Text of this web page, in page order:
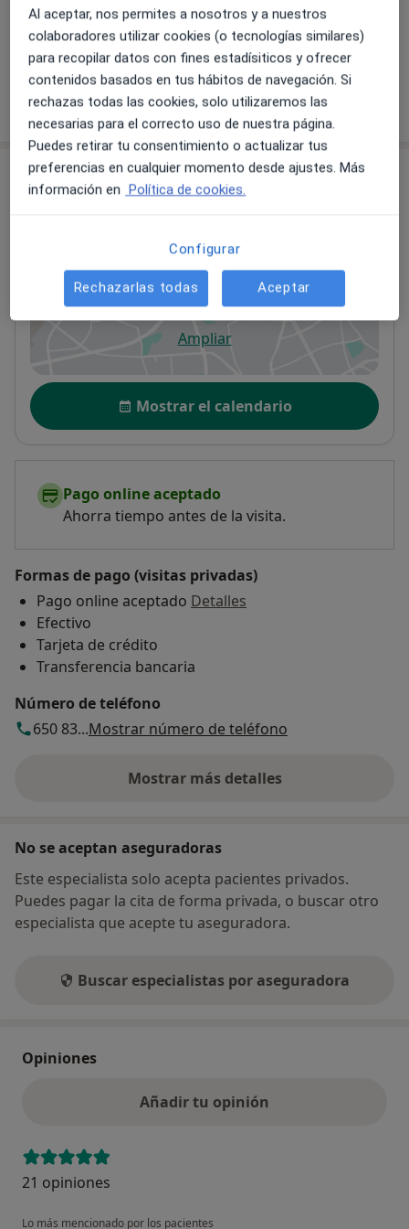
+ 9 servicios
¿Cómo funcionan los precios?
Consulta
Nueva Andalucía
Andalucia29660
Ampliarse abre en una nueva
Disponibilidad
Mostrar el calendario
Pago online aceptado
Ahorra tiempo antes de la visita.
Formas de pago (visitas privadas)
Pago online aceptado Detalles
Efectivo
Tarjeta de crédito
Transferencia bancaria
Número de teléfono
650 83...Mostrar número de teléfono
Mostrar más detalles
sobre la dirección
No se aceptan aseguradoras
Este especialista solo acepta pacientes privados.
Puedes pagar la cita de forma privada, o buscar otro
especialista que acepte tu aseguradora.
Buscar especialistas por aseguradora
Opiniones
Añadir tu opinión
21 opiniones
Lo más mencionado por los pacientes
Al aceptar, nos permites a nosotros y a nuestros
colaboradores utilizar cookies (o tecnologías similares)
para recopilar datos con fines estadísiticos y ofrecer
contenidos basados en tus hábitos de navegación. Si
rechazas todas las cookies, solo utilizaremos las
necesarias para el correcto uso de nuestra página.
Puedes retirar tu consentimiento o actualizar tus
preferencias en cualquier momento desde ajustes. Más
información en Política de cookies.
Configurar
Rechazarlas todas Aceptar